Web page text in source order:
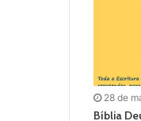
28 de
Bíblia